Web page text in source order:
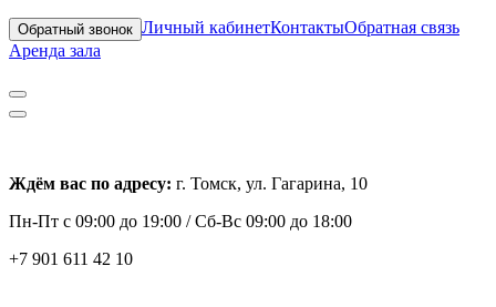
Обратный звонок Личный кабинетКонтактыОбратная связь
Аренда зала
Ждём вас по адресу: г. Томск, ул. Гагарина, 10
Пн-Пт с 09:00 до 19:00 /Сб-Вс 09:00 до 18:00
+7 901 611 42 10